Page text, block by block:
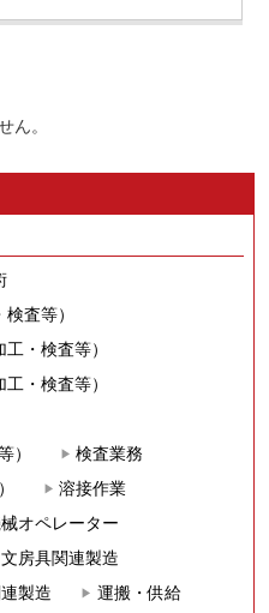
。
査等）
・検査等）
・検査等）
）
検査業務
溶接作業
オペレーター
文房具関連製造
製造
運搬・供給